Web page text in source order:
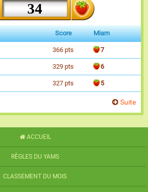
34
Score Miam
366 pts 7
329 pts 6
327 pts 5
Suite
ACCUEIL
RÈGLES DU YAMS
CLASSEMENT DU MOIS